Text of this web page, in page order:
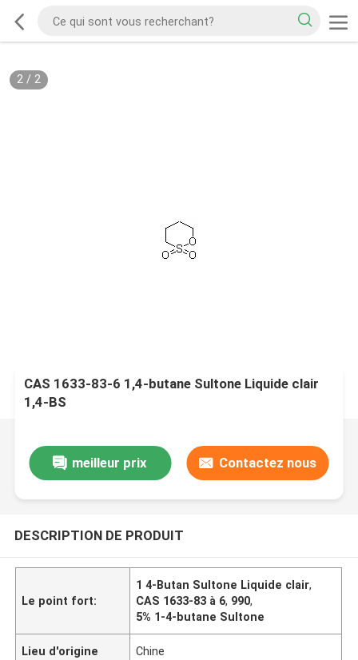
2/ 2
CAS 1633-83-6 1,4-butane Sultone Liquide clair
1,4-BS
meilleur prix Contactez nous
DESCRIPTION DE PRODUIT
Le point fort:
1 4-Butan Sultone Liquide clair,
CAS 1633-83 à 6, 990,
5% 1-4-butane Sultone
Lieu d'origine Chine